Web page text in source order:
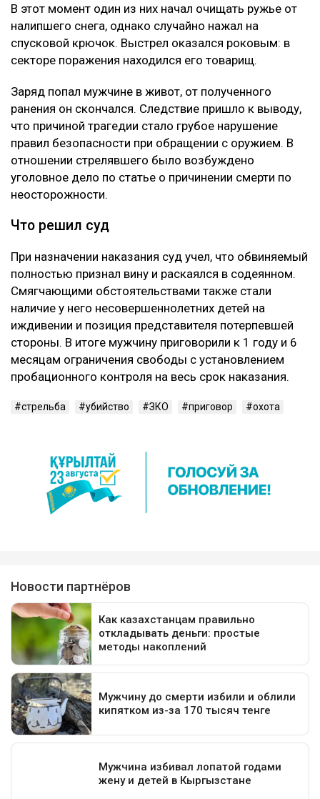
В этот момент один из них начал очищать ружье от
налипшего снега, однако случайно нажал на
спусковой крючок. Выстрел оказался роковым: в
секторе поражения находился его товарищ.
Заряд попал мужчине в живот, от полученного
ранения он скончался. Следствие пришло к выводу,
что причиной трагедии стало грубое нарушение
правил безопасности при обращении с оружием. В
отношении стрелявшего было возбуждено
уголовное дело по статье о причинении смерти по
неосторожности.
Что решил суд
При назначении наказания суд учел, что обвиняемый
полностью признал вину и раскаялся в содеянном.
Смягчающими обстоятельствами также стали
наличие у него несовершеннолетних детей на
иждивении и позиция представителя потерпевшей
стороны. В итоге мужчину приговорили к 1 году и 6
месяцам ограничения свободы с установлением
пробационного контроля на весь срок наказания.
стрельба убийство ЗКО приговор охота